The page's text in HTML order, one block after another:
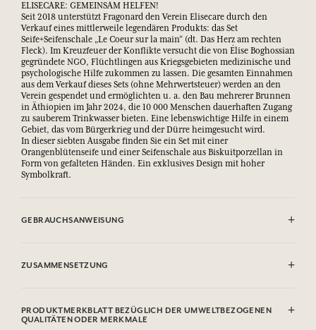
ELISECARE: GEMEINSAM HELFEN!
Seit 2018 unterstützt Fragonard den Verein Elisecare durch den
Verkauf eines mittlerweile legendären Produkts: das Set
Seife+Seifenschale „Le Coeur sur la main“ (dt. Das Herz am rechten
Fleck). Im Kreuzfeuer der Konflikte versucht die von Élise Boghossian
gegründete NGO, Flüchtlingen aus Kriegsgebieten medizinische und
psychologische Hilfe zukommen zu lassen. Die gesamten Einnahmen
aus dem Verkauf dieses Sets (ohne Mehrwertsteuer) werden an den
Verein gespendet und ermöglichten u. a. den Bau mehrerer Brunnen
in Äthiopien im Jahr 2024, die 10 000 Menschen dauerhaften Zugang
zu sauberem Trinkwasser bieten. Eine lebenswichtige Hilfe in einem
Gebiet, das vom Bürgerkrieg und der Dürre heimgesucht wird.
In dieser siebten Ausgabe finden Sie ein Set mit einer
Orangenblütenseife und einer Seifenschale aus Biskuitporzellan in
Form von gefalteten Händen. Ein exklusives Design mit hoher
Symbolkraft.
GEBRAUCHSANWEISUNG
klarem Wasser ausspülen.
ZUSAMMENSETZUNG
(Fragrance), Palm Kernel Acid, Argania Spinosa Kernel Oil, Glycerin,
Sodium Chloride, Tetrasodium Etidronate, Geraniol, Limonene,
PRODUKTMERKBLATT BEZÜGLICH DER UMWELTBEZOGENEN
QUALITÄTEN ODER MERKMALE